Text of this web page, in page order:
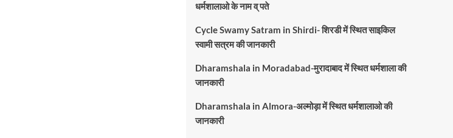
धर्मशालाओ के नाम व् पते
Cycle Swamy Satram in Shirdi- शिरडी में स्थित साइकिल
स्वामी सत्रम की जानकारी
Dharamshala in Moradabad-मुरादाबाद में स्थित धर्मशाला की
जानकारी
Dharamshala in Almora-अल्मोड़ा में स्थित धर्मशालाओ की
जानकारी